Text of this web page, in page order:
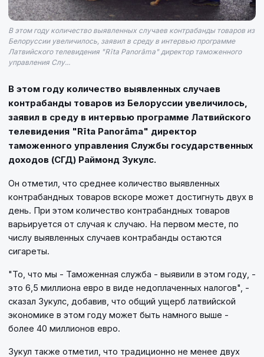
В этом году количество выявленных случаев контрабанды товаров из
Белоруссии увеличилось, заявил в среду в интервью программе
Латвийского телевидения "Rīta Panorāma" директор таможенного
управления Слу...
В этом году количество выявленных случаев
контрабанды товаров из Белоруссии увеличилось,
заявил в среду в интервью программе Латвийского
телевидения "Rīta Panorāma" директор
таможенного управления Службы государственных
доходов (СГД) Раймонд Зукулс.
Он отметил, что среднее количество выявленных
контрабандных товаров вскоре может достигнуть двух в
день. При этом количество контрабандных товаров
варьируется от случая к случаю. На первом месте, по
числу выявленных случаев контрабанды остаются
сигареты.
"То, что мы - Таможенная служба - выявили в этом году, -
это 6,5 миллиона евро в виде недоплаченных налогов", -
сказал Зукулс, добавив, что общий ущерб латвийской
экономике в этом году может быть намного выше -
более 40 миллионов евро.
Зукул также отметил, что традиционно не менее двух